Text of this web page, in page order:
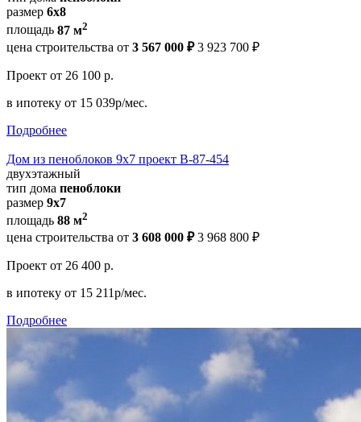
размер 6х8
площадь 87 м2
цена строительства от 3 567 000 ₽ 3 923 700 ₽
Проект от 26 100 р.
в ипотеку от 15 039р/мес.
Подробнее
Дом из пеноблоков 9х7 проект В-87-454
двухэтажный
тип дома пеноблоки
размер 9х7
площадь 88 м2
цена строительства от 3 608 000 ₽ 3 968 800 ₽
Проект от 26 400 р.
в ипотеку от 15 211р/мес.
Подробнее